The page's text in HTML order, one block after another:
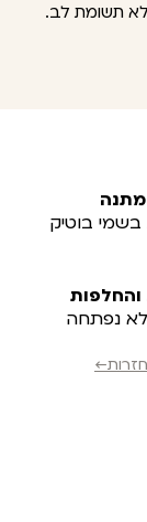
תשומת לב.
מתנה
בוטיק
נפתחה